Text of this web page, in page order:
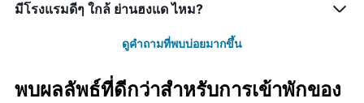
มีโรงแรมดีๆ ใกล้ ย่านฮงแด ไหม?
ดูคำถามที่พบบ่อยมากขึ้น
พบผลลัพธ์ที่ดีกว่าสำหรับการเข้าพักของ